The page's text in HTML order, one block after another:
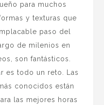
para muchos
y texturas que
paso del
de milenios en
son fantásticos.
es todo un reto. Las
conocidos están
las mejores horas